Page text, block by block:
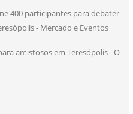
400 participantes para debater
- Mercado e Eventos
amistosos em Teresópolis - O